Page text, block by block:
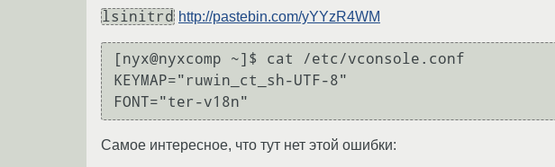
lsinitrd http://pastebin.com/yYYzR4WM
[nyx@nyxcomp ~]$ cat /etc/vconsole.conf
KEYMAP="ruwin_ct_sh-UTF-8"
FONT="ter-v18n"
Самое интересное, что тут нет этой ошибки: